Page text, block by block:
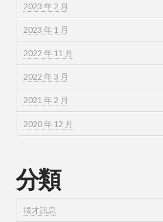
2023 年 2 月
2023 年 1 月
2022 年 11 月
2022 年 3 月
2021 年 2 月
2020 年 12 月
分類
徵才訊息